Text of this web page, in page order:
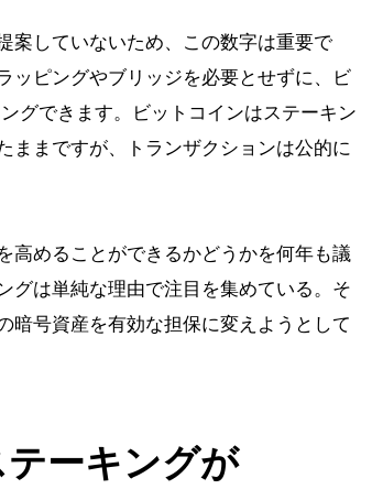
案していないため、この数字は重要で
ッピングやブリッジを必要とせずに、ビ
グできます。ビットコインはステーキン
ままですが、トランザクションは公的に
高めることができるかどうかを何年も議
グは単純な理由で注目を集めている。そ
暗号資産を有効な担保に変えようとして
ーキングが